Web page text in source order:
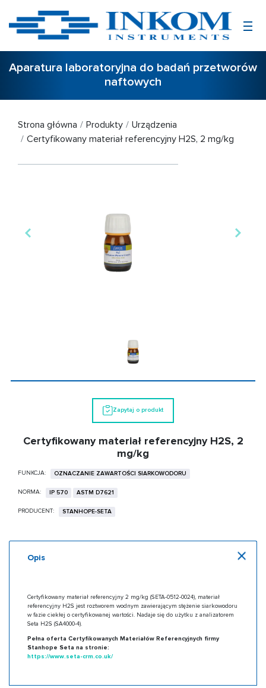
Aparatura laboratoryjna do badań przetworów
naftowych
Strona główna Produkty
Urządzenia
Certyfikowany materiał referencyjny H2S, 2 mg/kg
Zapytaj o produkt
Certyfikowany materiał referencyjny H2S, 2
mg/kg
FUNKCJA: OZNACZANIE ZAWARTOŚCI SIARKOWODORU
NORMA: IP 570 ASTM D7621
PRODUCENT: STANHOPE-SETA
Opis
Certyfikowany materiał referencyjny 2 mg/kg (SETA-0512-0024), materiał
referencyjny H2S jest roztworem wodnym zawierającym stężenie siarkowodoru
w fazie ciekłej o certyfikowanej wartości. Nadaje się do użytku z analizatorem
Seta H2S (SA4000-4).
Pełna oferta Certyfikowanych Materiałów Referencyjnych firmy
Stanhope Seta na stronie:
https://www.seta-crm.co.uk/